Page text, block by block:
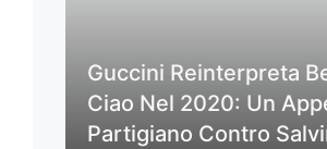
Guccini Reinterpreta
Ciao Nel 2020: Un
Partigiano Contro